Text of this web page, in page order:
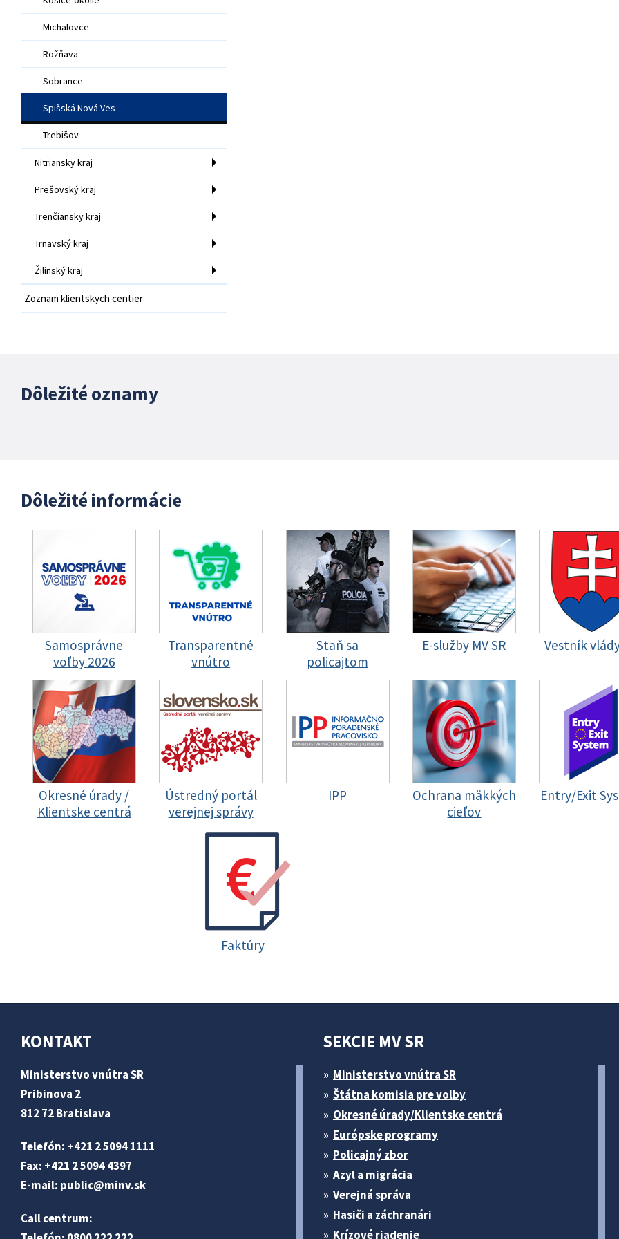
Michalovce
Rožňava
Sobrance
Spišská Nová Ves
Trebišov
Nitriansky kraj
Prešovský kraj
Trenčiansky kraj
Trnavský kraj
Žilinský kraj
Zoznam klientskych centier
Dôležité oznamy
Dôležité informácie
Samosprávne
voľby 2026
Transparentné
vnútro
Staň sa
policajtom
E-služby MV SR Vestník
Okresné úrady /
Klientske centrá
Ústredný portál
verejnej správy
IPP
Ochrana mäkkých
cieľov
Entry/Exit
Faktúry
KONTAKT
Ministerstvo vnútra SR
Pribinova 2
812 72 Bratislava
Telefón: +421 2 5094 1111
Fax: +421 2 5094 4397
E-mail: public@minv.sk
Call centrum:
SEKCIE MV SR
Ministerstvo vnútra SR
Štátna komisia pre volby
Okresné úrady/Klientske centrá
Európske programy
Policajný zbor
Azyl a migrácia
Verejná správa
Hasiči a záchranári
Krízové riadenie